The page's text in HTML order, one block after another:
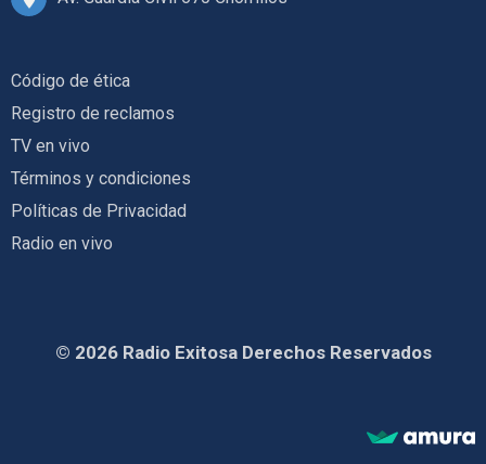
Código de ética
Registro de reclamos
TV en vivo
Términos y condiciones
Políticas de Privacidad
Radio en vivo
© 2026 Radio Exitosa Derechos Reservados